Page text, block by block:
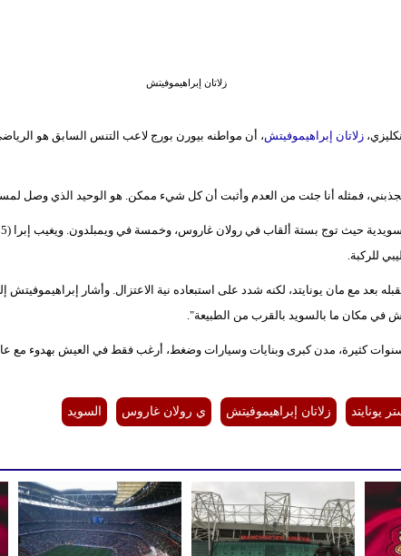
زلاتان إبراهيموفيتش
زلاتان إبراهيموفيتش، أن مواطنه بيورن بورج لاعب التنس السابق هو
فمثله أنا جئت من العدم وأثبت أن كل شيء ممكن. هو الوحيد الذي وصل
للركبة.
بعد مع مان يونايتد، لكنه شدد على استبعاده نية الاعتزال. وأشار إبراهيموفيتش
في مكان ما بالسويد بالقرب من الطبيعة".
كثيرة، مدن كبرى وبنايات وسيارات وضغط، أرغب فقط في العيش بهدوء مع
يونايتد زلاتان إبراهيموفيتش ي رولان غاروس السويد